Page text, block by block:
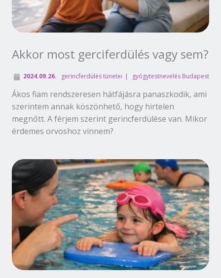
Akkor most gerciferdülés vagy sem?
2024.09.26. gerincferdülés tünetei gyógytestnevelés Budapest
Ákos fiam rendszeresen hátfájásra panaszkodik, ami
szerintem annak köszönhető, hogy hirtelen
megnőtt. A férjem szerint gerincferdülése van. Mikor
érdemes orvoshoz vinnem?